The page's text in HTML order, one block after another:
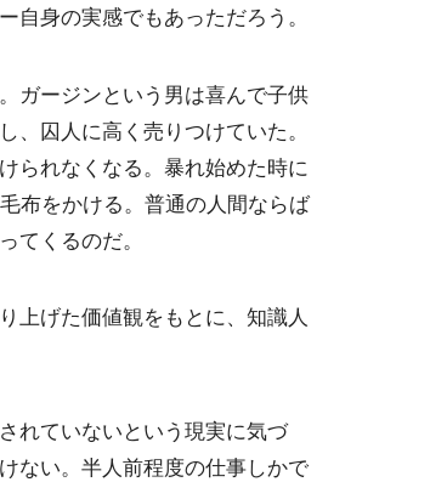
身の実感でもあっただろう。
ガージンという男は喜んで子供
、囚人に高く売りつけていた。
られなくなる。暴れ始めた時に
布をかける。普通の人間ならば
てくるのだ。
上げた価値観をもとに、知識人
れていないという現実に気づ
ない。半人前程度の仕事しかで